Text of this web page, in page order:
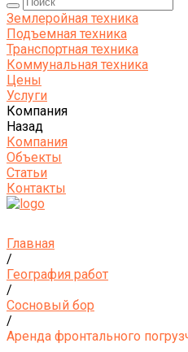
Землеройная техника
Подъемная техника
Транспортная техника
Коммунальная техника
Цены
Услуги
Компания
Назад
Компания
Объекты
Статьи
Контакты
Главная
/
География работ
/
Сосновый бор
/
Аренда фронтального